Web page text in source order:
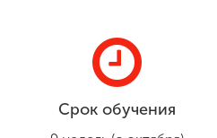
Срок обучения